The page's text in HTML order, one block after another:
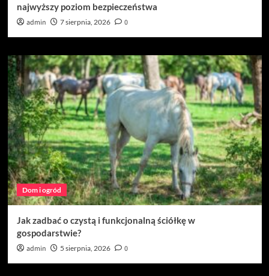
najwyższy poziom bezpieczeństwa
admin 7 sierpnia, 2026 0
Dom i ogród
Jak zadbać o czystą i funkcjonalną ściółkę w
gospodarstwie?
admin 5 sierpnia, 2026 0